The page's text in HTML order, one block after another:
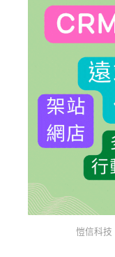
愷信科技